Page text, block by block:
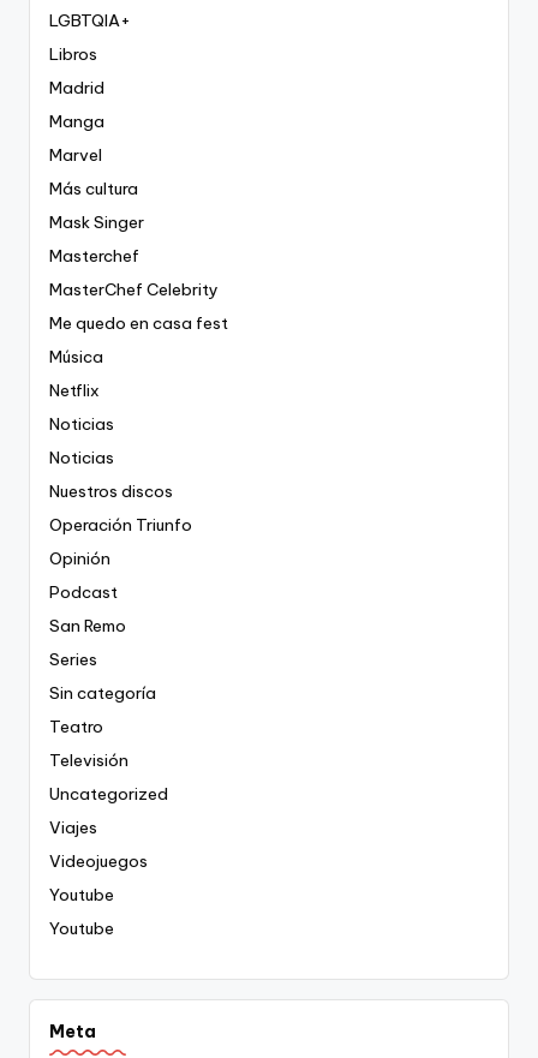
LGBTQIA+
Libros
Madrid
Manga
Marvel
Más cultura
Mask Singer
Masterchef
MasterChef Celebrity
Me quedo en casa fest
Música
Netflix
Noticias
Noticias
Nuestros discos
Operación Triunfo
Opinión
Podcast
San Remo
Series
Sin categoría
Teatro
Televisión
Uncategorized
Viajes
Videojuegos
Youtube
Youtube
Meta